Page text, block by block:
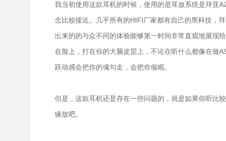
我当初使用这款耳机的时候，使用的是耳放系统是拜亚
念比较接近。几乎所有的HIFI厂家都有自己的黑科技，
出来的的与众不同的体验能够第一时间非常直观地展现
在脸上，打在你的大脑皮层上，不论在听什么都像在做
跃动感会把你的魂勾走，会把你催眠。
但是，这款耳机还是存在一些问题的，就是如果你听比
缘故吧。